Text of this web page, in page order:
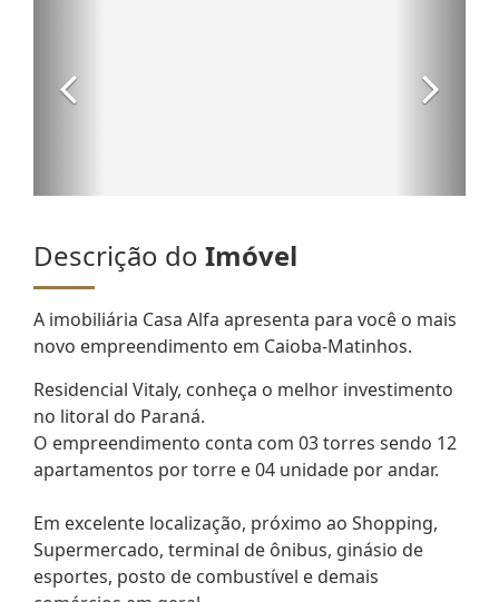
Descrição do Imóvel
A imobiliária Casa Alfa apresenta para você o mais
novo empreendimento em Caioba-Matinhos.
Residencial Vitaly, conheça o melhor investimento
no litoral do Paraná.
O empreendimento conta com 03 torres sendo 12
apartamentos por torre e 04 unidade por andar.
Em excelente localização, próximo ao Shopping,
Supermercado, terminal de ônibus, ginásio de
esportes, posto de combustível e demais